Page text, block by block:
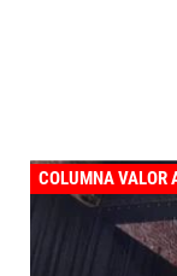
COLUMNA VALOR